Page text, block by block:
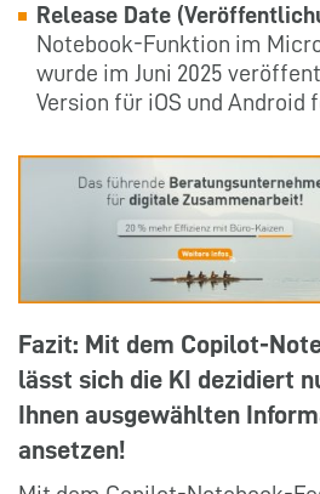
Release Date
Notebook-Funktion im
wurde im Juni 2025
Version für iOS und Android
Fazit: Mit dem Copilot-
lässt sich die KI dezidiert
Ihnen ausgewählten
ansetzen!